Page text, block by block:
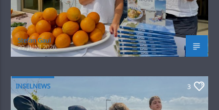
Stefan Gaul
29. JUNI 2026
INSELNEWS 3